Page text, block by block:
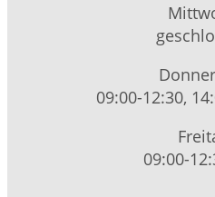
09:00-12:30,
09:00-